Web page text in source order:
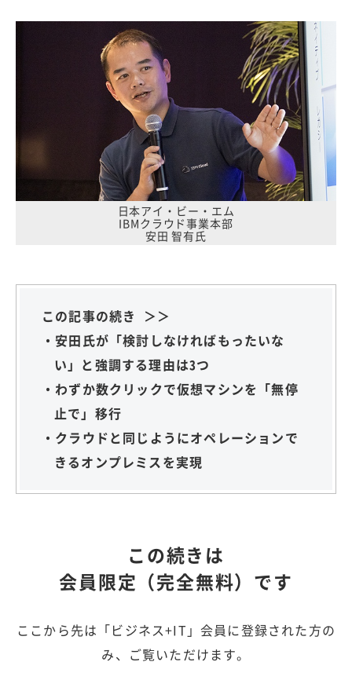
日本アイ・ビー・エム
IBMクラウド事業本部
安田 智有氏
この記事の続き ＞＞
・安田氏が「検討しなければもったいな
い」と強調する理由は3つ
・わずか数クリックで仮想マシンを「無停
止で」移行
・クラウドと同じようにオペレーションで
きるオンプレミスを実現
この続きは
会員限定（完全無料）です
ここから先は「ビジネス+IT」会員に登録された方の
み、ご覧いただけます。